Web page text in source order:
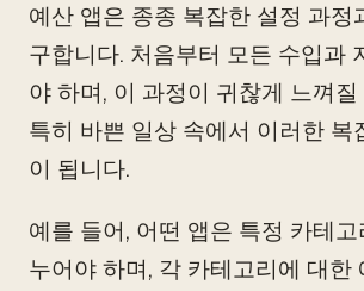
예산 앱은 종종 복잡한 설정 과정
구합니다. 처음부터 모든 수입과
야 하며, 이 과정이 귀찮게 느껴
특히 바쁜 일상 속에서 이러한 복
이 됩니다.
예를 들어, 어떤 앱은 특정 카테
누어야 하며, 각 카테고리에 대한